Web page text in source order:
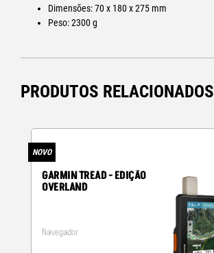
Dimensões: 70 x 180 x 275 mm
Peso: 2300 g
PRODUTOS RELACIONADOS
NOVO
GARMIN TREAD - EDIÇÃO
OVERLAND
Navegador